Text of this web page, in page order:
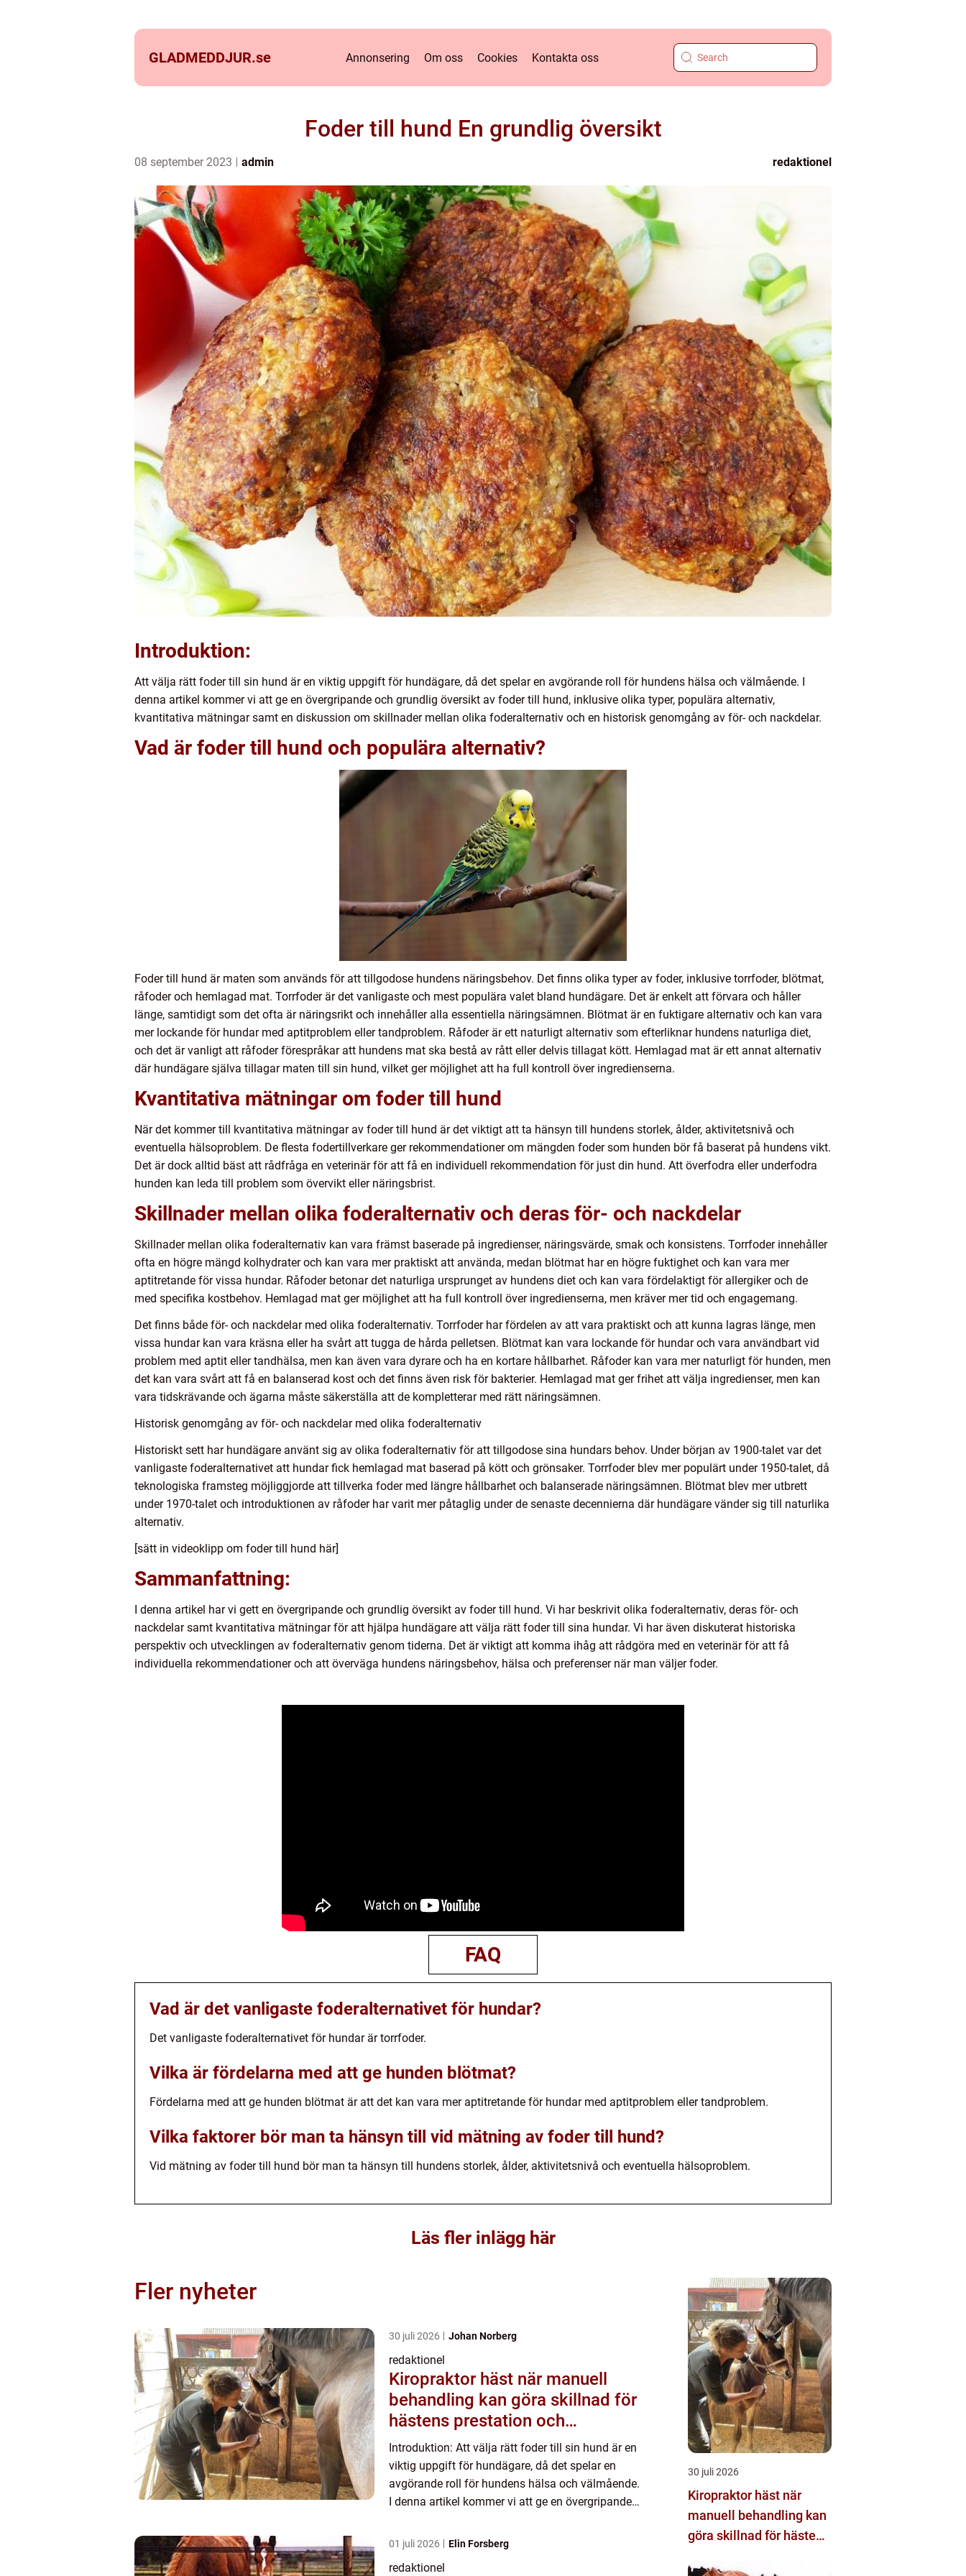
GLADMEDDJUR.se Annonsering Om oss Cookies Kontakta oss
Foder till hund En grundlig översikt
08 september 2023 admin redaktionel
Introduktion:
Att välja rätt foder till sin hund är en viktig uppgift för hundägare, då det spelar en avgörande roll för hundens hälsa och välmående. I
denna artikel kommer vi att ge en övergripande och grundlig översikt av foder till hund, inklusive olika typer, populära alternativ,
kvantitativa mätningar samt en diskussion om skillnader mellan olika foderalternativ och en historisk genomgång av för- och nackdelar.
Vad är foder till hund och populära alternativ?
Foder till hund är maten som används för att tillgodose hundens näringsbehov. Det finns olika typer av foder, inklusive torrfoder, blötmat,
råfoder och hemlagad mat. Torrfoder är det vanligaste och mest populära valet bland hundägare. Det är enkelt att förvara och håller
länge, samtidigt som det ofta är näringsrikt och innehåller alla essentiella näringsämnen. Blötmat är en fuktigare alternativ och kan vara
mer lockande för hundar med aptitproblem eller tandproblem. Råfoder är ett naturligt alternativ som efterliknar hundens naturliga diet,
och det är vanligt att råfoder förespråkar att hundens mat ska bestå av rått eller delvis tillagat kött. Hemlagad mat är ett annat alternativ
där hundägare själva tillagar maten till sin hund, vilket ger möjlighet att ha full kontroll över ingredienserna.
Kvantitativa mätningar om foder till hund
När det kommer till kvantitativa mätningar av foder till hund är det viktigt att ta hänsyn till hundens storlek, ålder, aktivitetsnivå och
eventuella hälsoproblem. De flesta fodertillverkare ger rekommendationer om mängden foder som hunden bör få baserat på hundens vikt.
Det är dock alltid bäst att rådfråga en veterinär för att få en individuell rekommendation för just din hund. Att överfodra eller underfodra
hunden kan leda till problem som övervikt eller näringsbrist.
Skillnader mellan olika foderalternativ och deras för- och nackdelar
Skillnader mellan olika foderalternativ kan vara främst baserade på ingredienser, näringsvärde, smak och konsistens. Torrfoder innehåller
ofta en högre mängd kolhydrater och kan vara mer praktiskt att använda, medan blötmat har en högre fuktighet och kan vara mer
aptitretande för vissa hundar. Råfoder betonar det naturliga ursprunget av hundens diet och kan vara fördelaktigt för allergiker och de
med specifika kostbehov. Hemlagad mat ger möjlighet att ha full kontroll över ingredienserna, men kräver mer tid och engagemang.
Det finns både för- och nackdelar med olika foderalternativ. Torrfoder har fördelen av att vara praktiskt och att kunna lagras länge, men
vissa hundar kan vara kräsna eller ha svårt att tugga de hårda pelletsen. Blötmat kan vara lockande för hundar och vara användbart vid
problem med aptit eller tandhälsa, men kan även vara dyrare och ha en kortare hållbarhet. Råfoder kan vara mer naturligt för hunden, men
det kan vara svårt att få en balanserad kost och det finns även risk för bakterier. Hemlagad mat ger frihet att välja ingredienser, men kan
vara tidskrävande och ägarna måste säkerställa att de kompletterar med rätt näringsämnen.
Historisk genomgång av för- och nackdelar med olika foderalternativ
Historiskt sett har hundägare använt sig av olika foderalternativ för att tillgodose sina hundars behov. Under början av 1900-talet var det
vanligaste foderalternativet att hundar fick hemlagad mat baserad på kött och grönsaker. Torrfoder blev mer populärt under 1950-talet, då
teknologiska framsteg möjliggjorde att tillverka foder med längre hållbarhet och balanserade näringsämnen. Blötmat blev mer utbrett
under 1970-talet och introduktionen av råfoder har varit mer påtaglig under de senaste decennierna där hundägare vänder sig till naturlika
alternativ.
[sätt in videoklipp om foder till hund här]
Sammanfattning:
I denna artikel har vi gett en övergripande och grundlig översikt av foder till hund. Vi har beskrivit olika foderalternativ, deras för- och
nackdelar samt kvantitativa mätningar för att hjälpa hundägare att välja rätt foder till sina hundar. Vi har även diskuterat historiska
perspektiv och utvecklingen av foderalternativ genom tiderna. Det är viktigt att komma ihåg att rådgöra med en veterinär för att få
individuella rekommendationer och att överväga hundens näringsbehov, hälsa och preferenser när man väljer foder.
FAQ
Vad är det vanligaste foderalternativet för hundar?
Det vanligaste foderalternativet för hundar är torrfoder.
Vilka är fördelarna med att ge hunden blötmat?
Fördelarna med att ge hunden blötmat är att det kan vara mer aptitretande för hundar med aptitproblem eller tandproblem.
Vilka faktorer bör man ta hänsyn till vid mätning av foder till hund?
Vid mätning av foder till hund bör man ta hänsyn till hundens storlek, ålder, aktivitetsnivå och eventuella hälsoproblem.
Läs fler inlägg här
Fler nyheter
30 juli 2026 Johan Norberg
redaktionel
Kiropraktor häst när manuell
behandling kan göra skillnad för
hästens prestation och
välmående
Introduktion: Att välja rätt foder till sin hund är en
viktig uppgift för hundägare, då det spelar en
avgörande roll för hundens hälsa och välmående.
I denna artikel kommer vi att ge en övergripande
01 juli 2026 Elin Forsberg
redaktionel
30 juli 2026
Kiropraktor häst när
manuell behandling kan
göra skillnad för hästens